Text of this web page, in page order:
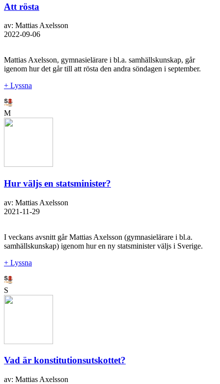
Att rösta
av: Mattias Axelsson
2022-09-06
Mattias Axelsson, gymnasielärare i bl.a. samhällskunskap, går
igenom hur det går till att rösta den andra söndagen i september.
+ Lyssna
M
Hur väljs en statsminister?
av: Mattias Axelsson
2021-11-29
I veckans avsnitt går Mattias Axelsson (gymnasielärare i bl.a.
samhällskunskap) igenom hur en ny statsminister väljs i Sverige.
+ Lyssna
S
Vad är konstitutionsutskottet?
av: Mattias Axelsson